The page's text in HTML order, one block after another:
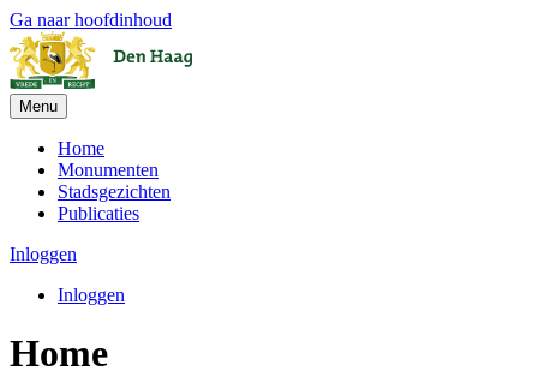
Ga naar hoofdinhoud
Menu
Home
Monumenten
Stadsgezichten
Publicaties
Inloggen
Inloggen
Home